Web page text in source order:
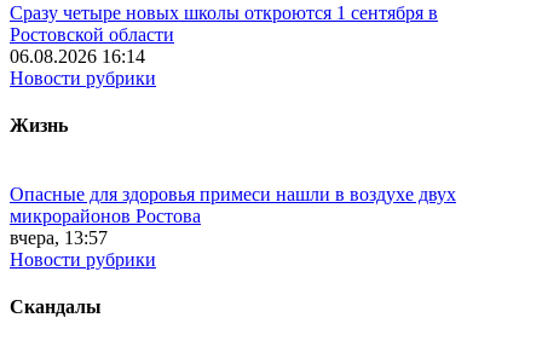
Сразу четыре новых школы откроются 1 сентября в
Ростовской области
06.08.2026 16:14
Новости рубрики
Жизнь
Опасные для здоровья примеси нашли в воздухе двух
микрорайонов Ростова
вчера, 13:57
Новости рубрики
Скандалы